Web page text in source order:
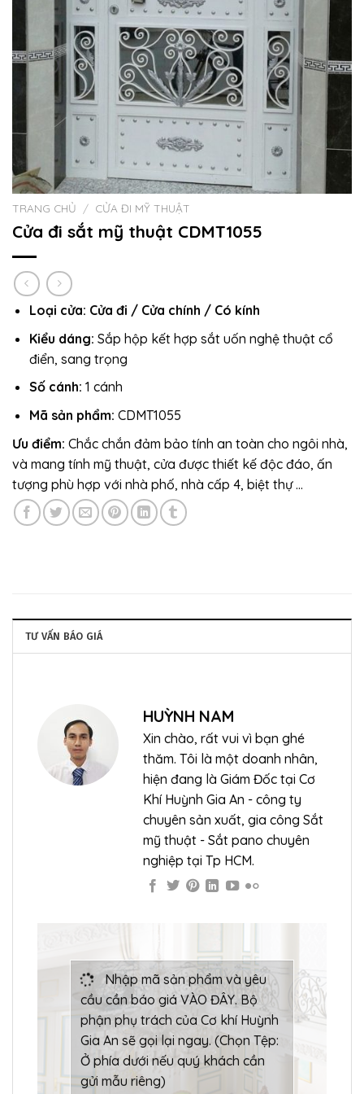
TRANG CHỦ / CỬA ĐI MỸ THUẬT
Cửa đi sắt mỹ thuật CDMT1055
Loại cửa: Cửa đi / Cửa chính / Có kính
Kiểu dáng: Sắp hộp kết hợp sắt uốn nghệ thuật cổ
điển, sang trọng
Số cánh: 1 cánh
Mã sản phẩm: CDMT1055
Ưu điểm: Chắc chắn đảm bảo tính an toàn cho ngôi nhà,
và mang tính mỹ thuật, cửa được thiết kế độc đáo, ấn
tượng phù hợp với nhà phố, nhà cấp 4, biệt thự …
TƯ VẤN BÁO GIÁ
HUỲNH NAM
Xin chào, rất vui vì bạn ghé
thăm. Tôi là một doanh nhân,
hiện đang là Giám Đốc tại Cơ
Khí Huỳnh Gia An - công ty
chuyên sản xuất, gia công Sắt
mỹ thuật - Sắt pano chuyên
nghiệp tại Tp HCM.